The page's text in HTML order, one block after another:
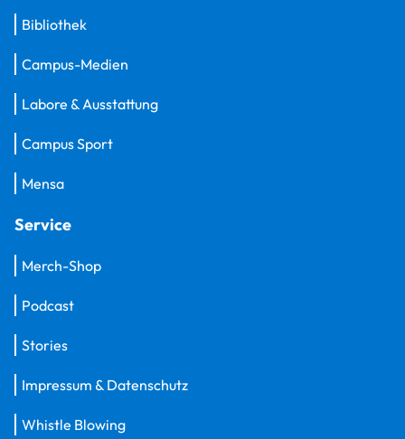
Bibliothek
Campus-Medien
Labore & Ausstattung
Campus Sport
Mensa
Service
Merch-Shop
Podcast
Stories
Impressum & Datenschutz
Whistle Blowing